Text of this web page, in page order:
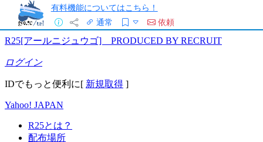
有料機能についてはこちら！
通常
依頼